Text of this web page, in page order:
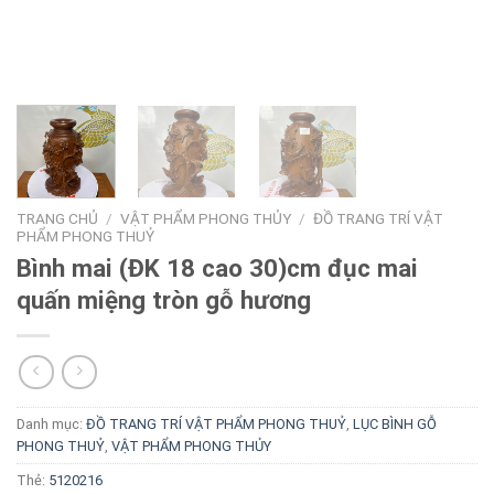
TRANG CHỦ / VẬT PHẨM PHONG THỦY / ĐỒ TRANG TRÍ VẬT
PHẨM PHONG THUỶ
Bình mai (ĐK 18 cao 30)cm đục mai
quấn miệng tròn gỗ hương
Danh mục: ĐỒ TRANG TRÍ VẬT PHẨM PHONG THUỶ, LỤC BÌNH GỖ
PHONG THUỶ, VẬT PHẨM PHONG THỦY
Thẻ: 5120216